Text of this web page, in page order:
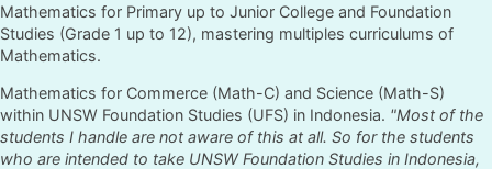
Mathematics for Primary up to Junior College and Foundation
Studies (Grade 1 up to 12), mastering multiples curriculums of
Mathematics.
Mathematics for Commerce (Math-C) and Science (Math-S)
within UNSW Foundation Studies (UFS) in Indonesia. "Most of the
students I handle are not aware of this at all. So for the students
who are intended to take UNSW Foundation Studies in Indonesia,